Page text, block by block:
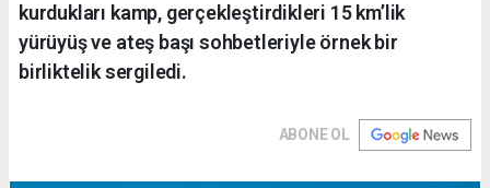
kurdukları kamp, gerçekleştirdikleri 15 km’lik
yürüyüş ve ateş başı sohbetleriyle örnek bir
birliktelik sergiledi.
ABONE OL